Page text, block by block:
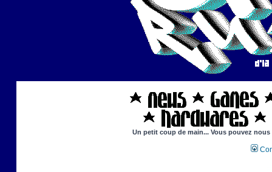
Un petit coup de main... Vous pouvez